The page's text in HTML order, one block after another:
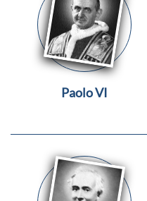
Paolo VI